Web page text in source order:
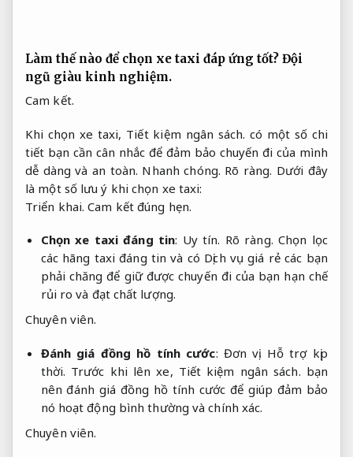
Làm thế nào để chọn xe taxi đáp ứng tốt? Đội
ngũ giàu kinh nghiệm.
Cam kết.
Khi chọn xe taxi, Tiết kiệm ngân sách. có một số chi
tiết bạn cần cân nhắc để đảm bảo chuyến đi của mình
dễ dàng và an toàn. Nhanh chóng. Rõ ràng. Dưới đây
là một số lưu ý khi chọn xe taxi:
Triển khai. Cam kết đúng hẹn.
Chọn xe taxi đáng tin: Uy tín. Rõ ràng. Chọn lọc
các hãng taxi đáng tin và có Dịch vụ giá rẻ các bạn
phải chăng để giữ được chuyến đi của bạn hạn chế
rủi ro và đạt chất lượng.
Chuyên viên.
Đánh giá đồng hồ tính cước: Đơn vị. Hỗ trợ kịp
thời. Trước khi lên xe, Tiết kiệm ngân sách. bạn
nên đánh giá đồng hồ tính cước để giúp đảm bảo
nó hoạt động bình thường và chính xác.
Chuyên viên.